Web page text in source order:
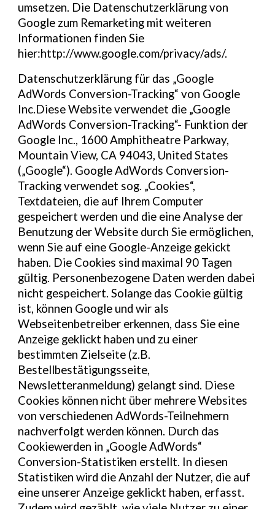
umsetzen. Die Datenschutzerklärung von
Google zum Remarketing mit weiteren
Informationen finden Sie
hier:http://www.google.com/privacy/ads/.
Datenschutzerklärung für das „Google
AdWords Conversion-Tracking“ von Google
Inc.Diese Website verwendet die „Google
AdWords Conversion-Tracking“- Funktion der
Google Inc., 1600 Amphitheatre Parkway,
Mountain View, CA 94043, United States
(„Google“). Google AdWords Conversion-
Tracking verwendet sog. „Cookies“,
Textdateien, die auf Ihrem Computer
gespeichert werden und die eine Analyse der
Benutzung der Website durch Sie ermöglichen,
wenn Sie auf eine Google-Anzeige gekickt
haben. Die Cookies sind maximal 90 Tagen
gültig. Personenbezogene Daten werden dabei
nicht gespeichert. Solange das Cookie gültig
ist, können Google und wir als
Webseitenbetreiber erkennen, dass Sie eine
Anzeige geklickt haben und zu einer
bestimmten Zielseite (z.B.
Bestellbestätigungsseite,
Newsletteranmeldung) gelangt sind. Diese
Cookies können nicht über mehrere Websites
von verschiedenen AdWords-Teilnehmern
nachverfolgt werden können. Durch das
Cookiewerden in „Google AdWords“
Conversion-Statistiken erstellt. In diesen
Statistiken wird die Anzahl der Nutzer, die auf
eine unserer Anzeige geklickt haben, erfasst.